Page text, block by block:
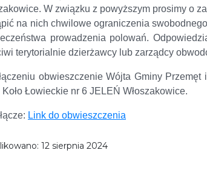
W związku z powyższym prosimy o
na nich chwilowe ograniczenia
prowadzenia polowań.
terytorialnie dzierżawcy lub zarządcy
obwieszczenie Wójta Gminy
Koło Łowieckie nr 6 JELEŃ Włoszakowice.
Link do obwieszczenia
12 sierpnia 2024